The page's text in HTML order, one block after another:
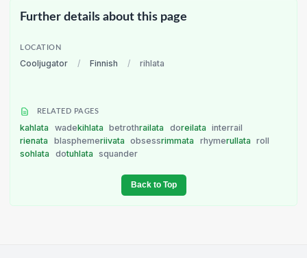
Further details about this page
LOCATION
Cooljugator / Finnish / rihlata
RELATED PAGES
kahlata wadekihlata betrothrailata doreilata
interrail
rienata
blasphemeriivata obsessrimmata rhymerullata
roll
sohlata
dotuhlata squander
Back to Top